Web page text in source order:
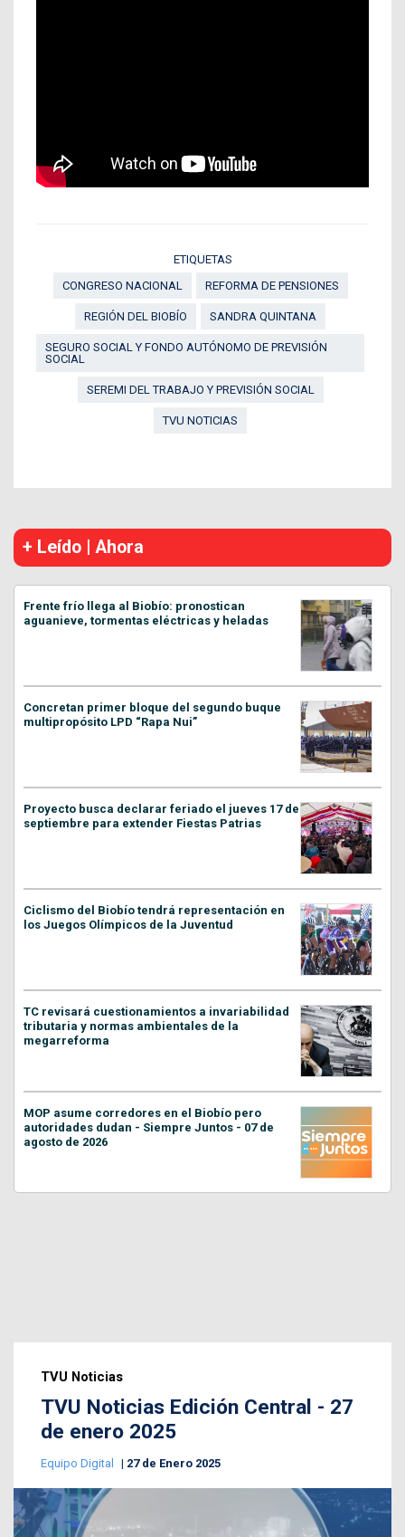
ETIQUETAS
CONGRESO NACIONAL
REFORMA DE PENSIONES
REGIÓN DEL BIOBÍO SANDRA QUINTANA
SEGURO SOCIAL Y FONDO AUTÓNOMO DE PREVISIÓN
SOCIAL
SEREMI DEL TRABAJO Y PREVISIÓN SOCIAL
TVU NOTICIAS
+ Leído | Ahora
Frente frío llega al Biobío: pronostican
aguanieve, tormentas eléctricas y heladas
Concretan primer bloque del segundo buque
multipropósito LPD “Rapa Nui”
Proyecto busca declarar feriado el jueves 17 de
septiembre para extender Fiestas Patrias
Ciclismo del Biobío tendrá representación en
los Juegos Olímpicos de la Juventud
TC revisará cuestionamientos a invariabilidad
tributaria y normas ambientales de la
megarreforma
MOP asume corredores en el Biobío pero
autoridades dudan - Siempre Juntos - 07 de
agosto de 2026
TVU Noticias
TVU Noticias Edición Central - 27
de enero 2025
Equipo Digital 27 de Enero 2025